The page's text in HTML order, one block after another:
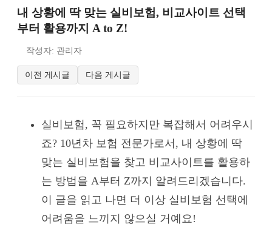
내 상황에 딱 맞는 실비보험, 비교사이트 선택
부터 활용까지 A to Z!
작성자: 관리자
이전 게시글 다음 게시글
실비보험, 꼭 필요하지만 복잡해서 어려우시
죠? 10년차 보험 전문가로서, 내 상황에 딱
맞는 실비보험을 찾고 비교사이트를 활용하
는 방법을 A부터 Z까지 알려드리겠습니다.
이 글을 읽고 나면 더 이상 실비보험 선택에
어려움을 느끼지 않으실 거예요!